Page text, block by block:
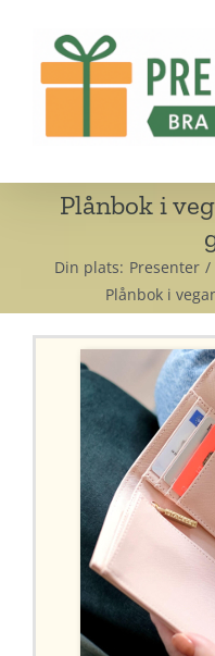
Plånbok i
Din plats: Presenter
Plånbok i